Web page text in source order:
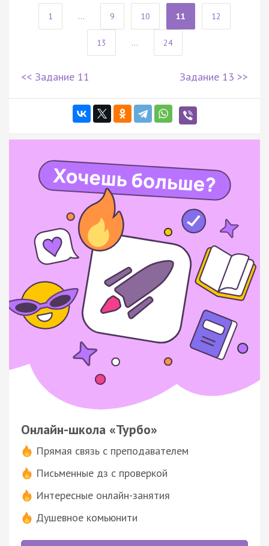
1 ... 9 10 11 12
13 ... 24
<< Задание 11 Задание 13 >>
Онлайн-школа «Турбо»
Прямая связь с преподавателем
Письменные дз с проверкой
Интересные онлайн-занятия
Душевное комьюнити